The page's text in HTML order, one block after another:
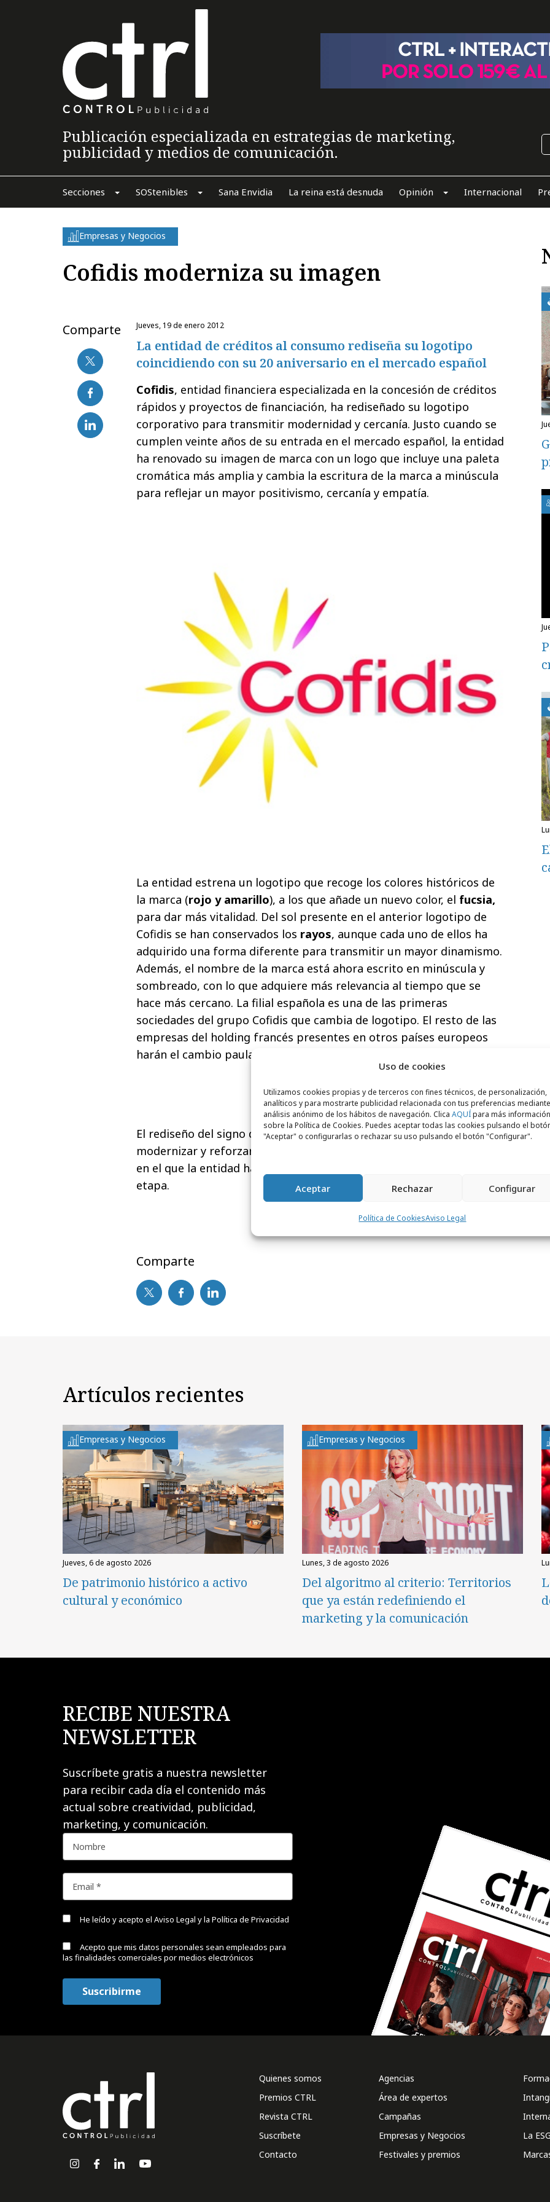
Uso de cookies
Utilizamos cookies propias y de terceros con fines técnicos, de personalización,
analíticos y para mostrarte publicidad relacionada con tus preferencias
análisis anónimo de los hábitos de navegación. Clica AQUÍpara más información
sobre la Política de Cookies. Puedes aceptar todas las cookies pulsando el
"Aceptar" o configurarlas o rechazar su uso pulsando el botón "Configurar".
Aceptar Rechazar Configurar
Política de CookiesAviso Legal
Publicación especializada en estrategias de marketing,
publicidad y medios de comunicación.
Secciones SOStenibles Sana Envidia La reina está desnuda Opinión Internacional
Empresas y Negocios
Cofidis moderniza su imagen
Comparte jueves, 19 de enero 2012
La entidad de créditos al consumo rediseña su logotipo
coincidiendo con su 20 aniversario en el mercado español
Cofidis, entidad financiera especializada en la concesión de créditos
rápidos y proyectos de financiación, ha rediseñado su logotipo
corporativo para transmitir modernidad y cercanía. Justo cuando se
cumplen veinte años de su entrada en el mercado español, la entidad
ha renovado su imagen de marca con un logo que incluye una paleta
cromática más amplia y cambia la escritura de la marca a minúscula
para reflejar un mayor positivismo, cercanía y empatía.
La entidad estrena un logotipo que recoge los colores históricos de
la marca (rojo y amarillo), a los que añade un nuevo color, el fucsia,
para dar más vitalidad. Del sol presente en el anterior logotipo de
Cofidis se han conservados los rayos, aunque cada uno de ellos ha
adquirido una forma diferente para transmitir un mayor dinamismo.
Además, el nombre de la marca está ahora escrito en minúscula y
sombreado, con lo que adquiere más relevancia al tiempo que se
hace más cercano. La filial española es una de las primeras
sociedades del grupo Cofidis que cambia de logotipo. El resto de las
empresas del holding francés presentes en otros países europeos
harán el cambio paulatinamente hasta marzo.
El rediseño del signo distintivo de Cofidis tiene como objetivo
modernizar y reforzar la marca de cara a los clientes en un momento
en el que la entidad ha ganado fuerza para afrontar una nueva
etapa.
Comparte
Artículos recientes
Empresas y Negocios
jueves, 6 de agosto 2026
De patrimonio histórico a activo
cultural y económico
Empresas y Negocios
lunes, 3 de agosto 2026
Del algoritmo al criterio: Territorios
que ya están redefiniendo el
marketing y la comunicación
RECIBE NUESTRA
NEWSLETTER
Suscríbete gratis a nuestra newsletter
para recibir cada día el contenido más
actual sobre creatividad, publicidad,
marketing, y comunicación.
He leído y acepto el Aviso Legal y la Política de Privacidad
Acepto que mis datos personales sean empleados para
las finalidades comerciales por medios electrónicos
Quienes somos
Premios CTRL
Revista CTRL
Suscríbete
Contacto
Agencias
Área de expertos
Campañas
Empresas y Negocios
Festivales y premios
La